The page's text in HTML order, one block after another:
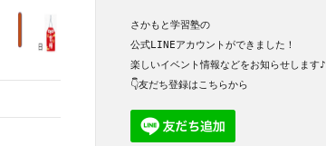
さかもと学習塾の
公式LINEアカウントができました！
楽しいイベント情報などをお知らせします♪
👇友だち登録はこちらから